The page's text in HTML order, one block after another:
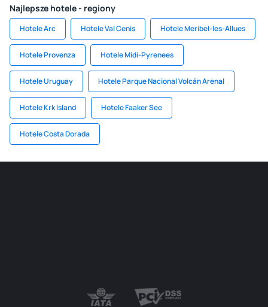
Najlepsze hotele - regiony
Hotele Arc Hotele Val Cenis Hotele Meribel-les-Allues
Hotele Provenza Hotele Midi-Pyrenees
Hotele Uruguay Hotele Parque Nacional Volcán Arenal
Hotele Krk Island Hotele Faaker See
Hotele Costa Dorada